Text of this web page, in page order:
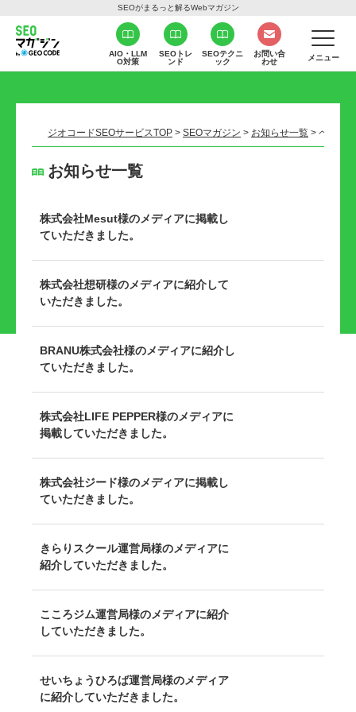
SEOがまるっと解るWebマガジン
AIO・LLM
O対策
SEOトレ
ンド
SEOテクニ
ック
お問い合
わせ
メニュー
ジオコードSEOサービスTOP > SEOマガジン > お知らせ一覧 > ページ 3
お知らせ一覧
株式会社Mesut様のメディアに掲載し
ていただきました。
株式会社想研様のメディアに紹介して
いただきました。
BRANU株式会社様のメディアに紹介し
ていただきました。
株式会社LIFE PEPPER様のメディアに
掲載していただきました。
株式会社ジード様のメディアに掲載し
ていただきました。
きらりスクール運営局様のメディアに
紹介していただきました。
こころジム運営局様のメディアに紹介
していただきました。
せいちょうひろば運営局様のメディア
に紹介していただきました。